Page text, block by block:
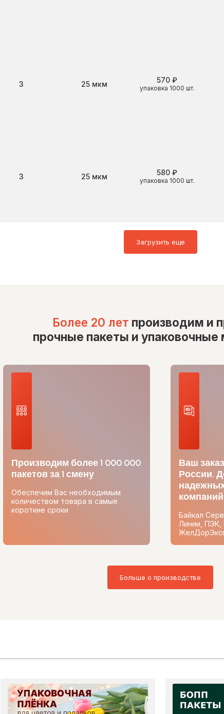
3 Толщина25 мкм упаковка 1000 шт.
570 ₽
3 Толщина25 мкм упаковка 1000 шт.
580 ₽
Загрузить еще
Более 20 лет производим и
прочные пакеты и
Производим более 1 000 000
пакетов за 1 смену
Обеспечим Вас необходимым
количеством товара в самые
короткие сроки
Ваш
России.
компаний
Байкал
Линии, ПЭК,
Больше о производстве